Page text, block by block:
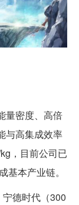
密度、高倍
与高集成效率
，目前公司已
基本产业链。
德时代（300